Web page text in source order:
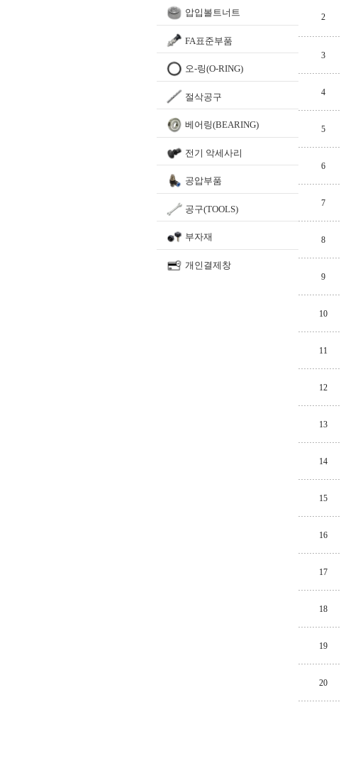
압입볼트너트
FA표준부품
오-링(O-RING)
절삭공구
베어링(BEARING)
전기 악세사리
공압부품
공구(TOOLS)
부자재
개인결제창
2
3
4
5
6
7
8
9
10
11
12
13
14
15
16
17
18
19
20